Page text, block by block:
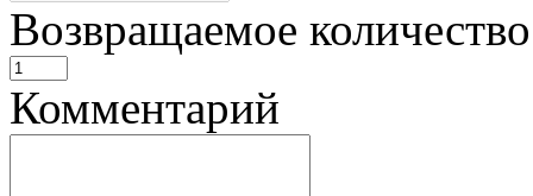
Возвращаемое количество
Комментарий